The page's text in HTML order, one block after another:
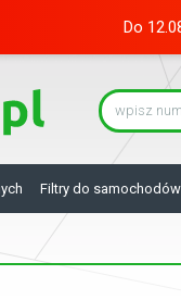
Do
Filtry do